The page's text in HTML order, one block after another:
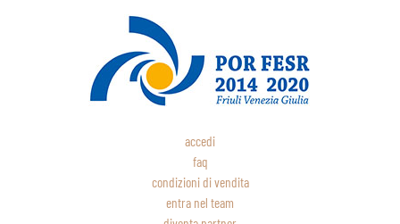
accedi
faq
condizioni di vendita
entra nel team